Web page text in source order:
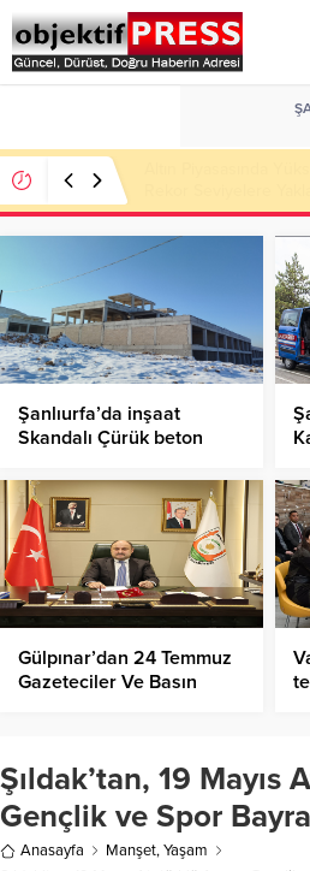
Şanlıurfa’da inşaat
Skandalı Çürük beton
Gülpınar’dan 24 Temmuz
Gazeteciler Ve Basın
Şıldak’tan, 19 Mayıs
Gençlik ve Spor
Anasayfa Manşet,Yaşam